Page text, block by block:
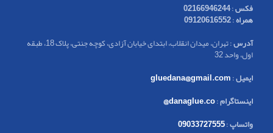
فکس:
02166946244
همراه:
09120616552
آدرس
: تهران، میدان انقلاب، ابتدای خیابان آزادی، کوچه جنتی، پلاک 18، طبقه
اول، واحد 32
ایمیل:
gluedana@gmail.com
اینستاگرام:
danaglue.co@
واتساپ:
09033727555